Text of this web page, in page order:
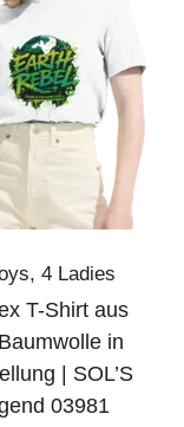
, 4 Ladies
T-Shirt aus
in
| SOL’S
03981